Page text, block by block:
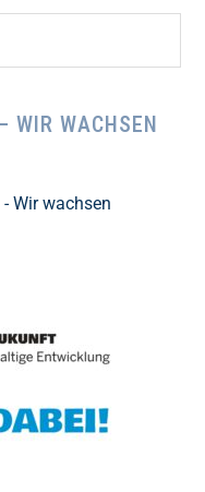
WIR WACHSEN